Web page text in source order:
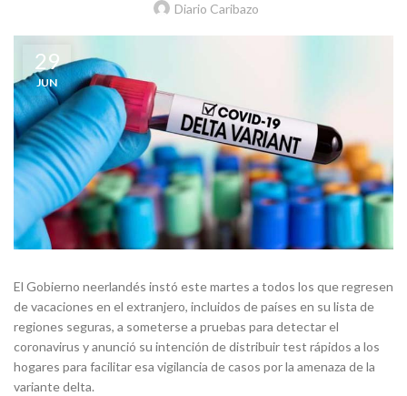
Diario Caribazo
29
JUN
El Gobierno neerlandés instó este martes a todos los que regresen
de vacaciones en el extranjero, incluidos de países en su lista de
regiones seguras, a someterse a pruebas para detectar el
coronavirus y anunció su intención de distribuir test rápidos a los
hogares para facilitar esa vigilancia de casos por la amenaza de la
variante delta.